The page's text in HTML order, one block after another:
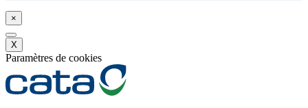
×
X
Paramètres de cookies